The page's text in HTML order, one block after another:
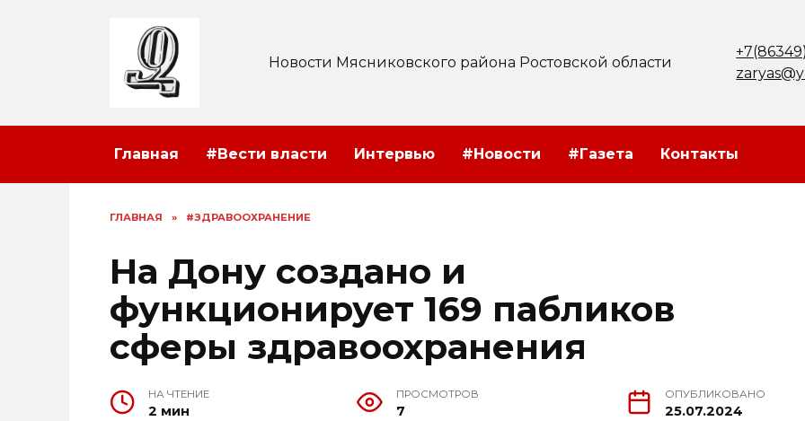
Новости Мясниковского района Ростовской области
Главная #Вести власти Интервью #Новости #Газета Контакты
ГЛАВНАЯ » #ЗДРАВООХРАНЕНИЕ
На Дону создано и
функционирует 169 пабликов
сферы здравоохранения
НА ЧТЕНИЕ
2 мин
ПРОСМОТРОВ
7
ОПУБЛИКОВАНО
25.07.2024